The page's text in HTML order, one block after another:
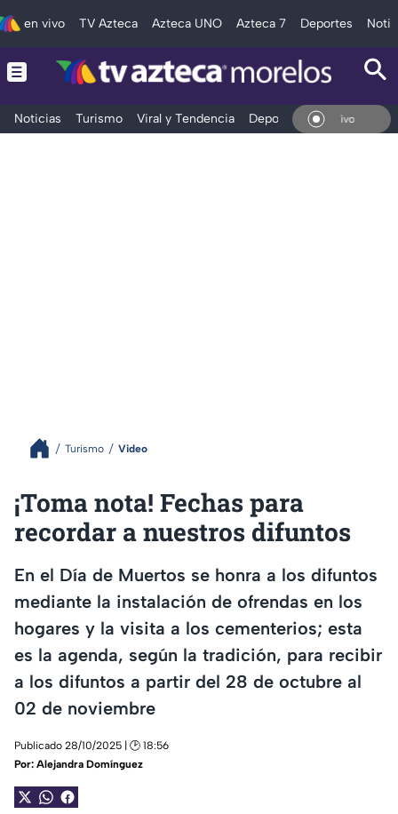
en vivo TV Azteca Azteca UNO Azteca 7 Deportes
Noticias Turismo Viral y Tendencia Deportes Espectáculos
En Vivo
Turismo Video
¡Toma nota! Fechas para
recordar a nuestros difuntos
En el Día de Muertos se honra a los difuntos
mediante la instalación de ofrendas en los
hogares y la visita a los cementerios; esta
es la agenda, según la tradición, para recibir
a los difuntos a partir del 28 de octubre al
02 de noviembre
Publicado 28/10/2025 | 🕑 18:56
Por: Alejandra Domínguez